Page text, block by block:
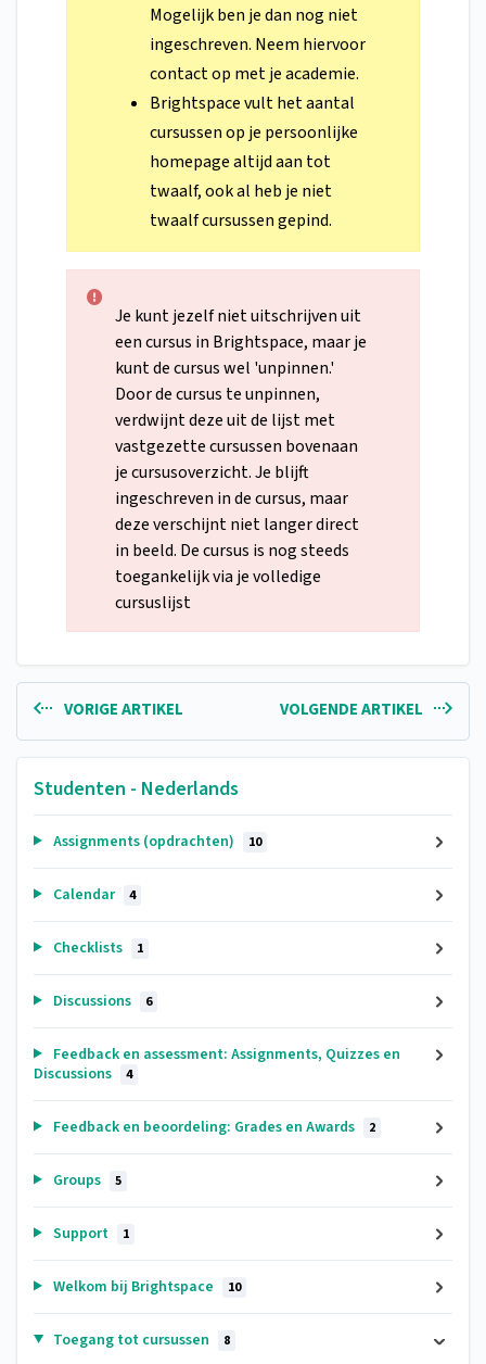
Mogelijk ben je dan nog niet
ingeschreven. Neem hiervoor
contact op met je academie.
Brightspace vult het aantal
cursussen op je persoonlijke
homepage altijd aan tot
twaalf, ook al heb je niet
twaalf cursussen gepind.
Je kunt jezelf niet uitschrijven uit
een cursus in Brightspace, maar je
kunt de cursus wel 'unpinnen.'
Door de cursus te unpinnen,
verdwijnt deze uit de lijst met
vastgezette cursussen bovenaan
je cursusoverzicht. Je blijft
ingeschreven in de cursus, maar
deze verschijnt niet langer direct
in beeld. De cursus is nog steeds
toegankelijk via je volledige
cursuslijst
VORIGE ARTIKEL VOLGENDE ARTIKEL
Studenten - Nederlands
Assignments (opdrachten) 10
Calendar 4
Checklists 1
Discussions 6
Feedback en assessment: Assignments, Quizzes en
Discussions
4
Feedback en beoordeling: Grades en Awards 2
Groups 5
Support 1
Welkom bij Brightspace 10
Toegang tot cursussen 8